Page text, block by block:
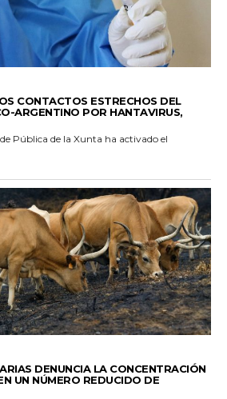
CONTACTOS ESTRECHOS DEL
ARGENTINO POR HANTAVIRUS,
Pública de la Xunta ha activado el
DENUNCIA LA CONCENTRACIÓN
UN NÚMERO REDUCIDO DE